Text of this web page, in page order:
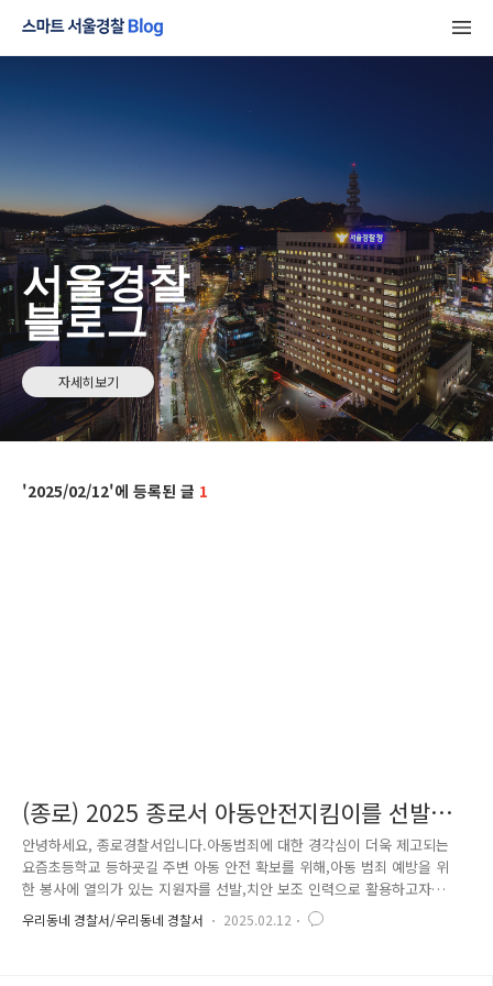
서울경찰
블로그
자세히보기
2025/02/12 1
(종로) 2025 종로서 아동안전지킴이를 선발하
였습니다 !
안녕하세요, 종로경찰서입니다.아동범죄에 대한 경각심이 더욱 제고되는
요즘초등학교 등하굣길 주변 아동 안전 확보를 위해,아동 범죄 예방을 위
한 봉사에 열의가 있는 지원자를 선발,치안 보조 인력으로 활용하고자
'2025 아동안전지킴이'를 모집하였습니다 2025 아동안전지킴이 선발
은 '서류심사 -> 체력심사 -> 면접' 세 과정을 거쳐공정하고 체계적인 절차
우리동네 경찰서/우리동네 경찰서 2025.02.12